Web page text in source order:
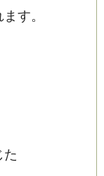
す。
た